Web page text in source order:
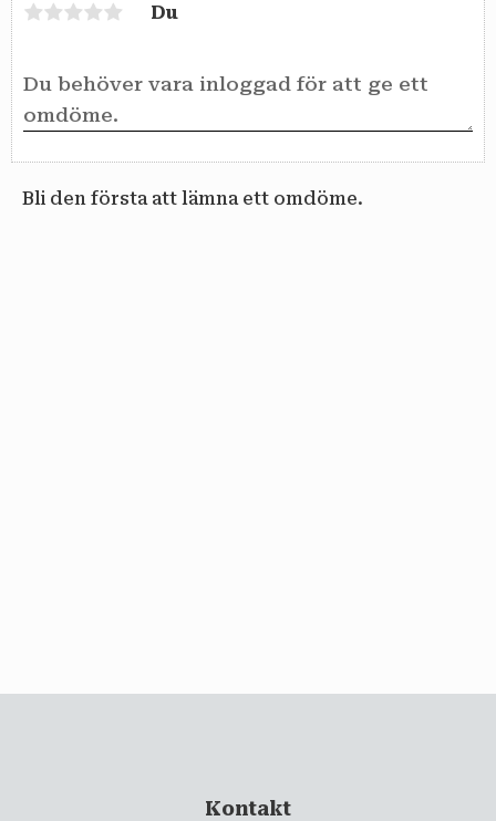
Du
Bli den första att lämna ett omdöme.
Kontakt